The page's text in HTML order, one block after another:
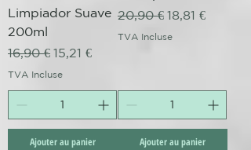
Limpiador Suave
200ml
Prix original
16,90 € Prix promotionnel
15,21 €
TVA Incluse
Ajouter au panier
Prix original
20,90 € Prix
18,81 €
TVA Incluse
Ajouter au panier